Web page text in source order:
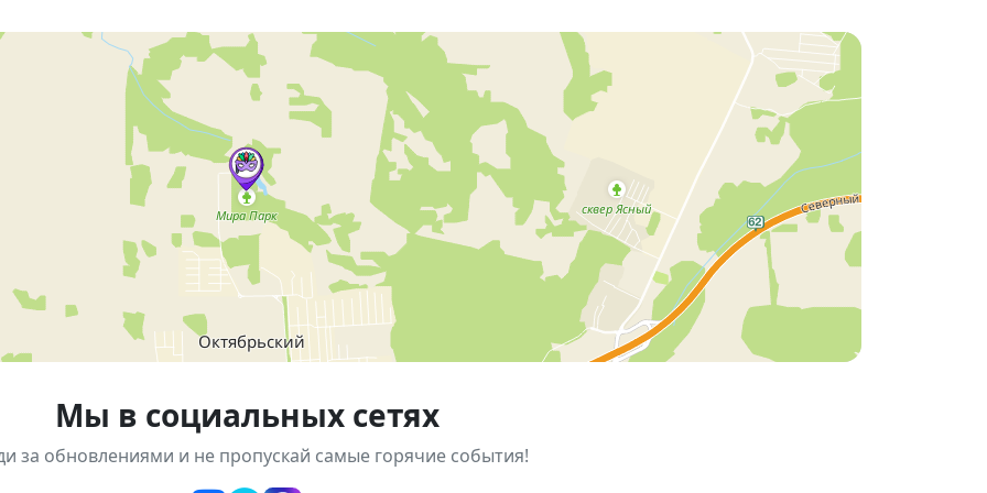
и сувенирами.
семьей, найти новых друзей, зарядиться хорошим настроением и окунуться в атмосферу
Мира, 5
в парк — взрослый 1300 ₽, детский 950 ₽.
Мы в социальных сетях
за обновлениями и не пропускай самые горячие события!